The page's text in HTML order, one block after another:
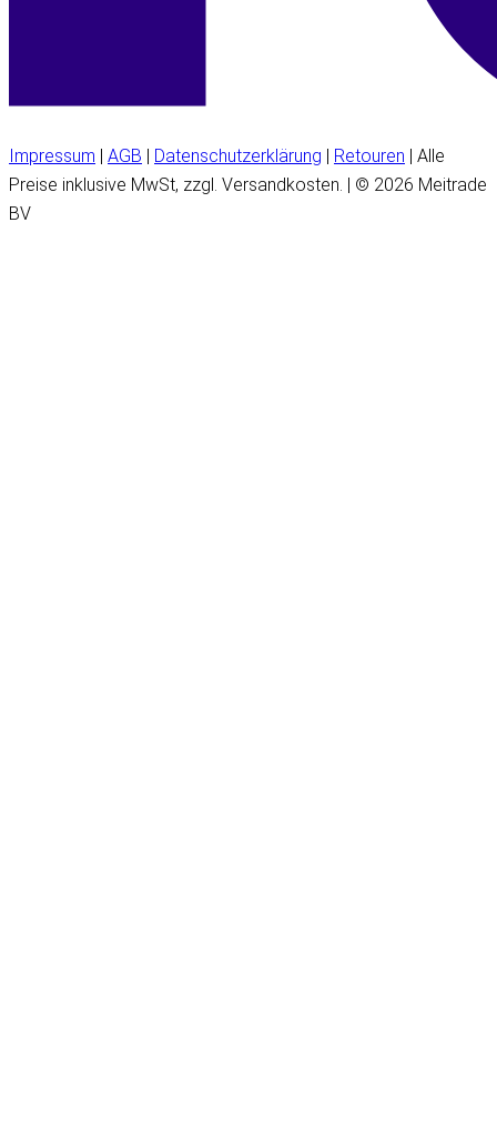
Impressum AGB Datenschutzerklärung Retouren | Alle
Preise inklusive MwSt, zzgl. Versandkosten. | © 2026 Meitrade
BV